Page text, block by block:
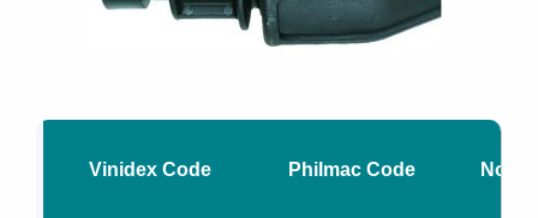
Vinidex Code Philmac Code